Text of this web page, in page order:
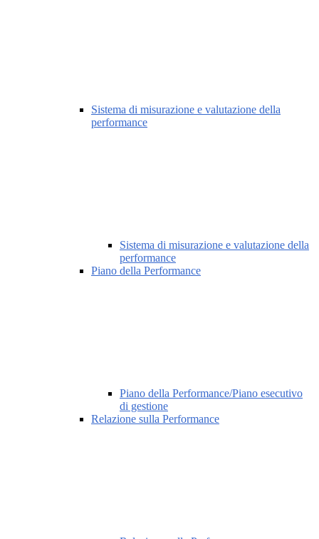
Sistema di misurazione e valutazione della
performance
Sistema di misurazione e valutazione della
performance
Piano della Performance
Piano della Performance/Piano esecutivo
di gestione
Relazione sulla Performance